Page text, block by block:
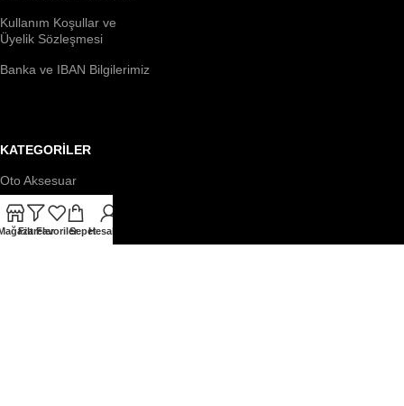
Kullanım Koşullar ve
Üyelik Sözleşmesi
Banka ve IBAN Bilgilerimiz
KATEGORİLER
Oto Aksesuar
Dış Aksesuar
FiltrelerFavorilerSepetHesabım